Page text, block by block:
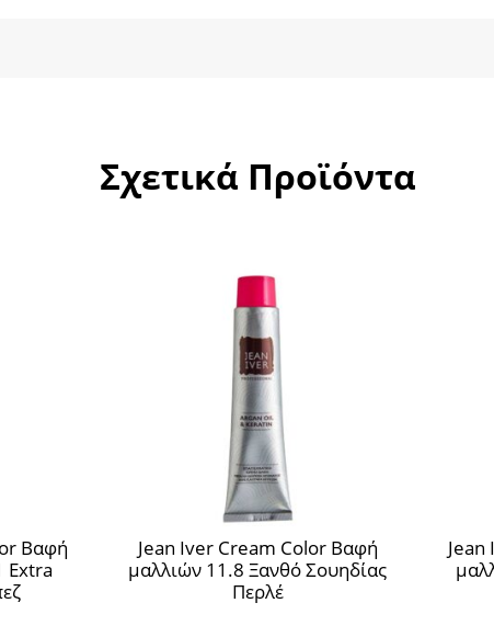
Σχετικά Προϊόντα
Βαφή
Extra
Jean Iver Cream Color Βαφή
μαλλιών 11.8 Ξανθό Σουηδίας
Περλέ